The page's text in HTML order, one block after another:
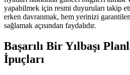
yapabilmek için resmi duyuruları takip
erken davranmak, hem yerinizi
sağlamak açısından faydalıdır.
Başarılı Bir Yılbaşı
İpuçları